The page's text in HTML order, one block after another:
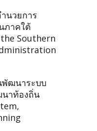
นวยการ
ภาคใต้
Southern
พัฒนาระบบ
าท้องถิ่น